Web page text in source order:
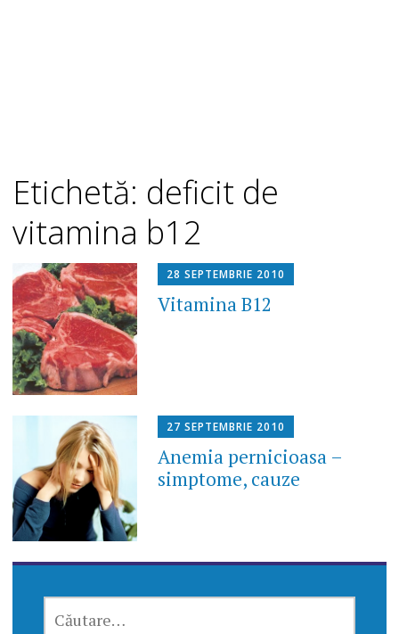
Etichetă: deficit de
vitamina b12
28 SEPTEMBRIE 2010
Vitamina B12
27 SEPTEMBRIE 2010
Anemia pernicioasa –
simptome, cauze
DUPĂ: